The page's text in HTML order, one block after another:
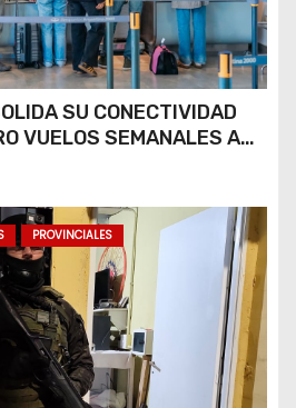
SU CONECTIVIDAD
VUELOS SEMANALES A
PROVINCIALES